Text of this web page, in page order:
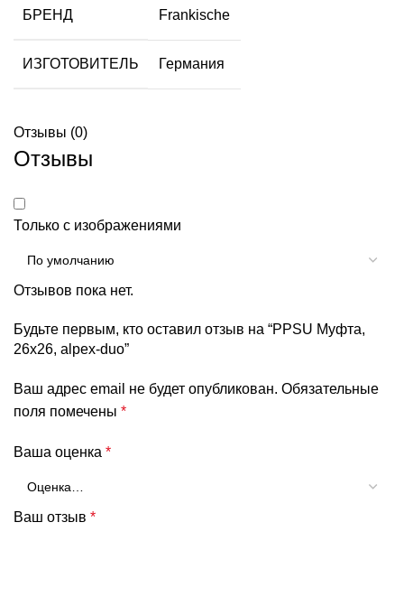
БРЕНД Frankische
ИЗГОТОВИТЕЛЬ Германия
Отзывы (0)
Отзывы
Только с изображениями
Отзывов пока нет.
Будьте первым, кто оставил отзыв на “PPSU Муфта,
26х26, alpex-duo”
Ваш адрес email не будет опубликован. Обязательные
поля помечены *
Ваша оценка *
Ваш отзыв *